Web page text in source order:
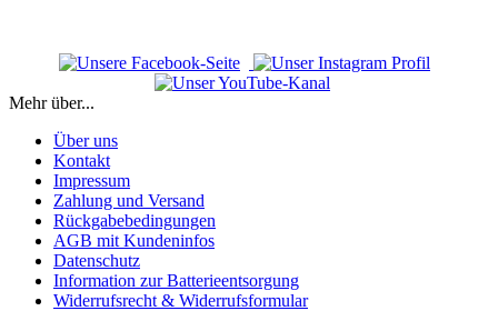
Mehr über...
Über uns
Kontakt
Impressum
Zahlung und Versand
Rückgabebedingungen
AGB mit Kundeninfos
Datenschutz
Information zur Batterieentsorgung
Widerrufsrecht & Widerrufsformular